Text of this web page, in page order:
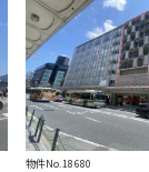
物件No.18680